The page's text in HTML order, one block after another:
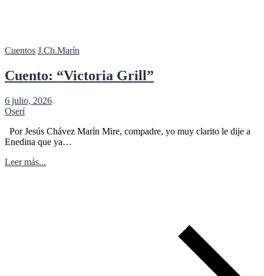
Cuentos J.Ch.Marín
Cuento: “Victoria Grill”
6 julio, 2026
Oserí
Por Jesús Chávez Marín Mire, compadre, yo muy clarito le dije a
Enedina que ya…
Leer más...